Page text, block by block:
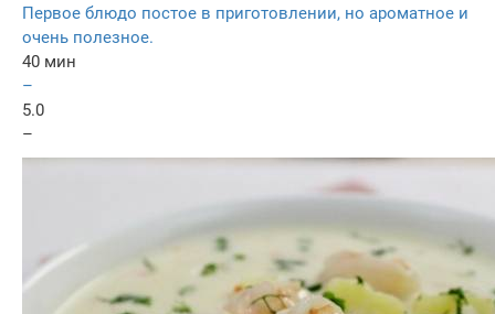
Первое блюдо постое в приготовлении, но ароматное и
очень полезное.
40 мин
–
5.0
–